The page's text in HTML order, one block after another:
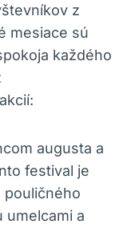
z
mesiace sú
každého
augusta a
festival je
pouličného
umelcami a